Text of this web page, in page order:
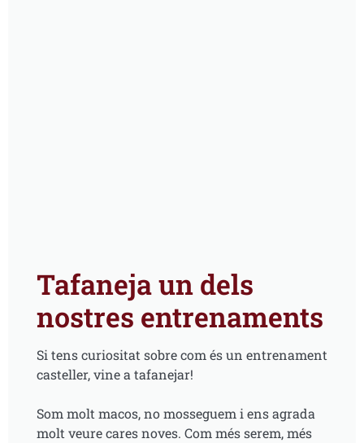
Tafaneja un dels
nostres entrenaments
Si tens curiositat sobre com és un entrenament
casteller, vine a tafanejar!
Som molt macos, no mosseguem i ens agrada
molt veure cares noves. Com més serem, més